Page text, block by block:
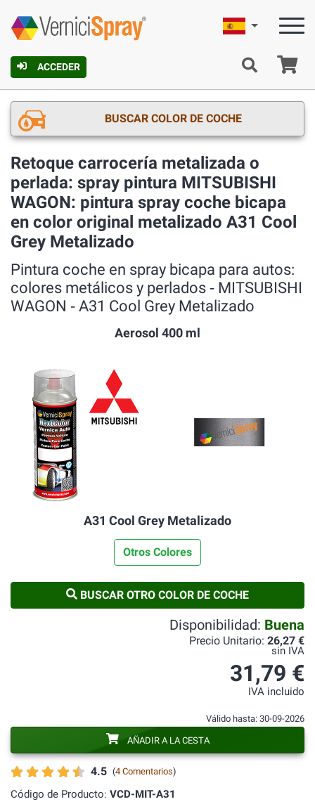
ACCEDER
Español
BUSCAR COLOR DE COCHE
Retoque carrocería metalizada o
perlada: spray pintura MITSUBISHI
WAGON: pintura spray coche bicapa
en color original metalizado A31 Cool
Grey Metalizado
Pintura coche en spray bicapa para autos:
colores metálicos y perlados ‐ MITSUBISHI
WAGON ‐ A31 Cool Grey Metalizado
Aerosol 400 ml
A31 Cool Grey Metalizado
Otros Colores
BUSCAR OTRO COLOR DE COCHE
4.5 (4 Comentarios)
Código de Producto: VCD-MIT-A31
Disponibilidad: Buena
Precio Unitario: 26,27 €
sin IVA
31,79 €
IVA incluido
Válido hasta: 30-09-2026
AÑADIR A LA CESTA